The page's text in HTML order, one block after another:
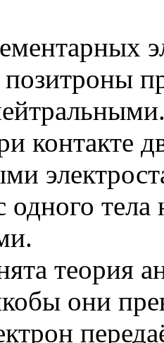
контакте
одного тела
теория
они